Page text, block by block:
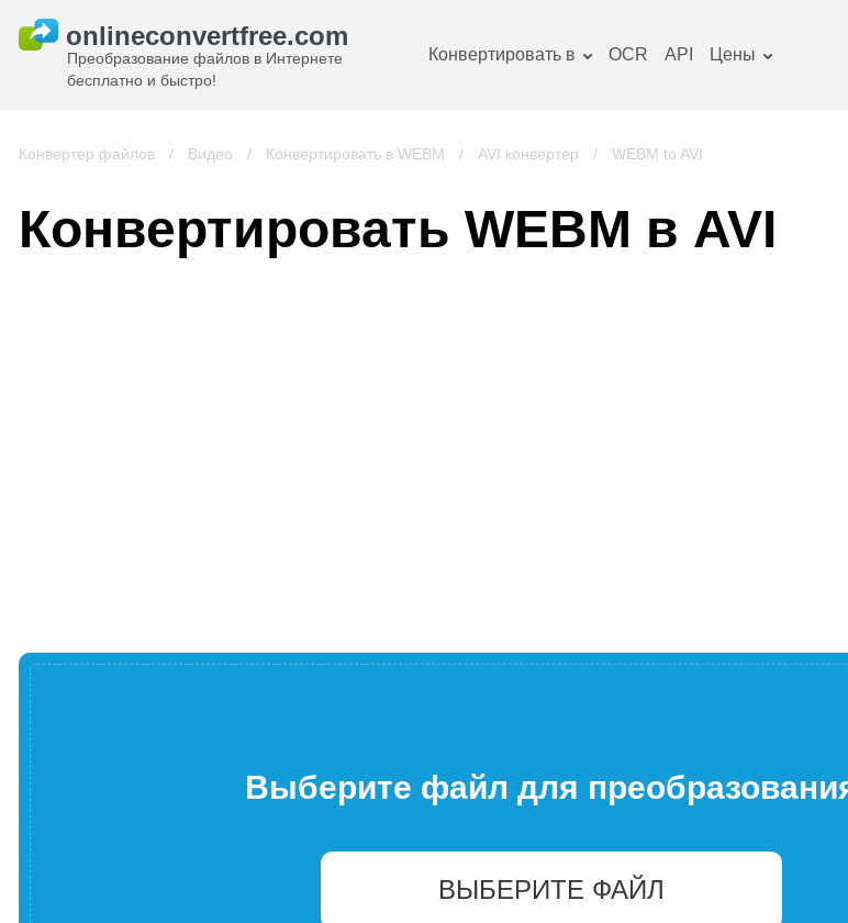
Преобразование файлов в Интернете
бесплатно и быстро!
Конвертировать в
конвертер
Книги конвертер
OCR API Цены
Конвертер файлов / Видео / Конвертировать в WEBM / AVI конвертер / WEBM to AVI
Конвертировать WEBM в AVI
Выберите файл для
ВЫБЕРИТЕ ФАЙЛ